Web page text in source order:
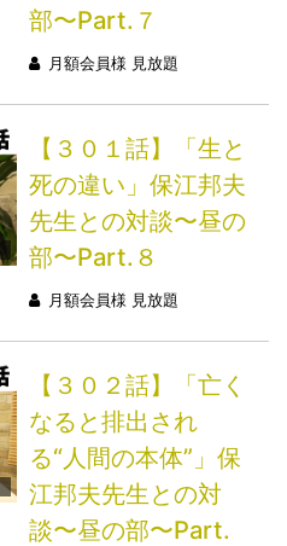
部〜Part.７
月額会員様 見放題
【３０１話】「生と
死の違い」保江邦夫
先生との対談〜昼の
部〜Part.８
月額会員様 見放題
【３０２話】「亡く
なると排出され
る“人間の本体”」保
江邦夫先生との対
談〜昼の部〜Part.